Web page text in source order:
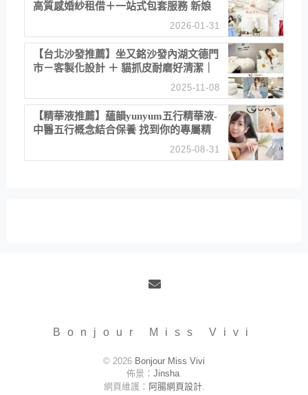
高質感婚紗租借＋一站式包套服務 新娘
2026-01-31
【台北沙發推薦】坐又銘沙發內湖文德門
市－客製化設計 ＋ 貓抓皮耐磨好清潔｜
直營直銷、價格透明 高CP值打造夢想
居家風格
2025-11-08
【精華液推薦】蘊韻yunyum五行精華液-
中醫五行概念結合保養 找到你的專屬精
華！ 水㊀土㊀就選「潤・賦精華」維持
肌膚剛剛好的平衡
2025-08-31
Bonjour Miss Vivi
© 2026 Bonjour Miss Vivi
佈景： Jinsha.
網頁維護： 阿腸網頁設計.